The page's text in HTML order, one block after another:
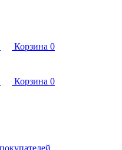
Корзина 0
Корзина 0